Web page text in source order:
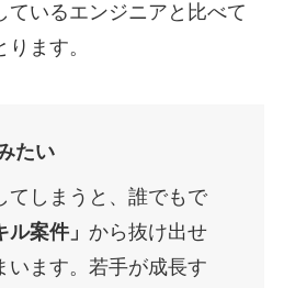
ているエンジニアと比べて
ます。
たい
てしまうと、誰でもで
ル案件」 から抜け出せ
います。若手が成長す